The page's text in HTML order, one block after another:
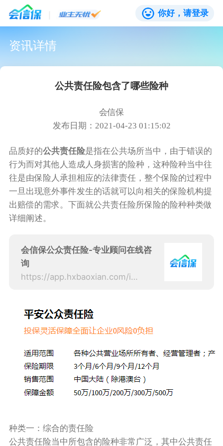
你好，请登录
资讯详情
公共责任险包含了哪些险种
会信保
发布日期：2021-04-23 01:15:02
品质好的公共责任险是指在公共场所当中，由于错误的
行为而对其他人造成人身损害的险种，这种险种当中往
往是由保险人承担相应的法律责任，整个保险的过程中
一旦出现意外事件发生的话就可以向相关的保险机构提
出赔偿的需求。下面就公共责任险所保险的险种种类做
详细阐述。
会信保公众责任险-专业顾问在线咨
询
https://app.hxbaoxian.com/insurance?p=1&l=20&t=1&c=0&sourceType=web
种类一：综合的责任险
公共责任险‍当中所包含的险种非常广泛，其中公共责任